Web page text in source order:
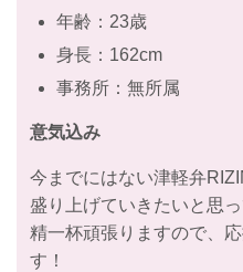
年齢：23歳
身長：162cm
事務所：無所属
意気込み
今までにはない津軽弁
盛り上げていきたいと思
精一杯頑張りますので、
す！